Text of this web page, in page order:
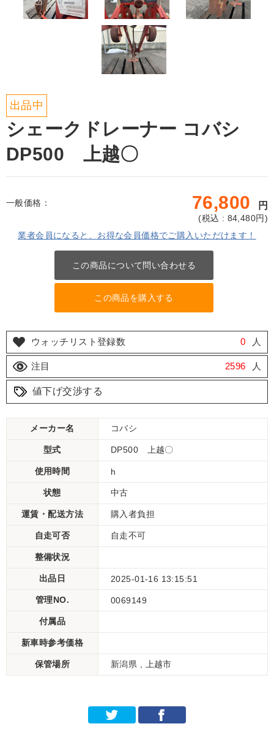
出品中
シェークドレーナー コバシ
DP500 上越〇
一般価格： 76,800 円
(税込 : 84,480円)
業者会員になると、お得な会員価格でご購入いただけます！
この商品について問い合わせる
この商品を購入する
ウォッチリスト登録数 0 人
注目 2596 人
値下げ交渉する
メーカー名 コバシ
型式 DP500 上越〇
使用時間 h
状態 中古
運賃・配送方法 購入者負担
自走可否 自走不可
整備状況
出品日 2025-01-16 13:15:51
管理NO. 0069149
付属品
新車時参考価格
保管場所 新潟県 , 上越市